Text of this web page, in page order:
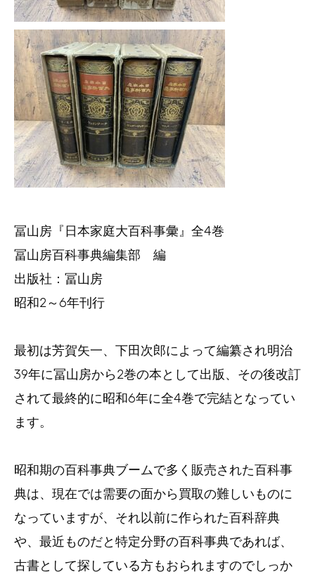
冨山房『日本家庭大百科事彙』全4巻
冨山房百科事典編集部 編
出版社：冨山房
昭和2～6年刊行
最初は芳賀矢一、下田次郎によって編纂され明治
39年に冨山房から2巻の本として出版、その後改訂
されて最終的に昭和6年に全4巻で完結となってい
ます。
昭和期の百科事典ブームで多く販売された百科事
典は、現在では需要の面から買取の難しいものに
なっていますが、それ以前に作られた百科辞典
や、最近ものだと特定分野の百科事典であれば、
古書として探している方もおられますのでしっか